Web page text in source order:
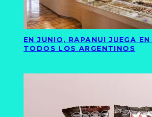
EN JUNIO, RAPANUI JUEGA
TODOS LOS ARGENTINOS